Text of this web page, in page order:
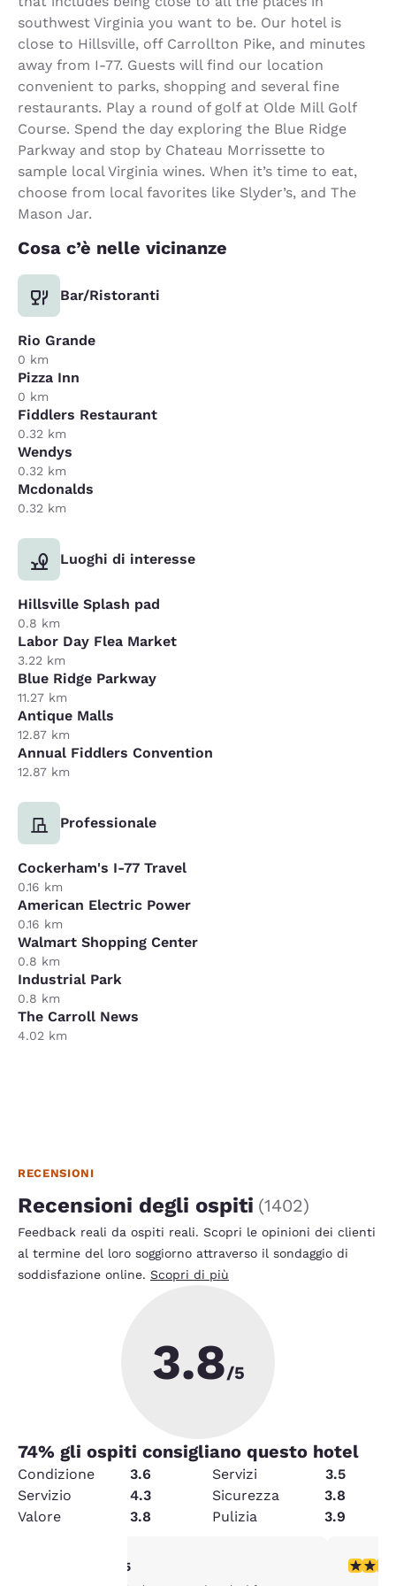
southwest Virginia you want to be. Our hotel is
close to Hillsville, off Carrollton Pike, and minutes
away from I-77. Guests will find our location
convenient to parks, shopping and several fine
restaurants. Play a round of golf at Olde Mill Golf
Course. Spend the day exploring the Blue Ridge
Parkway and stop by Chateau Morrissette to
sample local Virginia wines. When it’s time to eat,
choose from local favorites like Slyder’s, and The
Mason Jar.
Cosa c’è nelle vicinanze
Bar/Ristoranti
Rio Grande
0 km
Pizza Inn
0 km
Fiddlers Restaurant
0.32 km
Wendys
0.32 km
Mcdonalds
0.32 km
Luoghi di interesse
Hillsville Splash pad
0.8 km
Labor Day Flea Market
3.22 km
Blue Ridge Parkway
11.27 km
Antique Malls
12.87 km
Annual Fiddlers Convention
12.87 km
Professionale
Cockerham's I-77 Travel
0.16 km
American Electric Power
0.16 km
Walmart Shopping Center
0.8 km
Industrial Park
0.8 km
The Carroll News
4.02 km
RECENSIONI
Recensioni degli ospiti (1402)
Feedback reali da ospiti reali. Scopri le opinioni dei clienti
al termine del loro soggiorno attraverso il sondaggio di
soddisfazione online. Scopri di più
3.8/5
74% gli ospiti consigliano questo hotel
Condizione 3.6 Servizi
3.5
Servizio
4.3 Sicurezza
3.8
Valore
3.8 Pulizia 3.9
Valutazione di 2 stelle. Discreto. 1 recensione
2/5